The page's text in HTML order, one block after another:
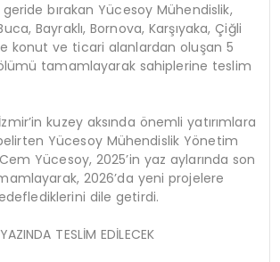
geride bırakan Yücesoy Mühendislik,
Bayraklı, Bornova, Karşıyaka, Çiğli
konut ve ticari alanlardan oluşan 5
tamamlayarak sahiplerine teslim
kuzey aksında önemli yatırımlara
Yücesoy Mühendislik Yönetim
Yücesoy, 2025’in yaz aylarında son
2026’da yeni projelere
dile getirdi.
TESLİM EDİLECEK